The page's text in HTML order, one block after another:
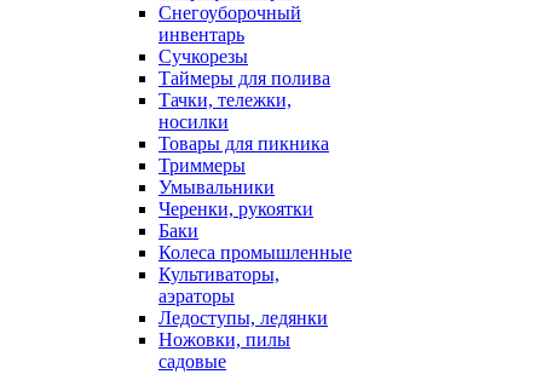
Снегоуборочный
инвентарь
Сучкорезы
Таймеры для полива
Тачки, тележки,
носилки
Товары для пикника
Триммеры
Умывальники
Черенки, рукоятки
Баки
Колеса промышленные
Культиваторы,
аэраторы
Ледоступы, ледянки
Ножовки, пилы
садовые